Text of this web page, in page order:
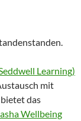
Learning)
mit
das
Wellbeing